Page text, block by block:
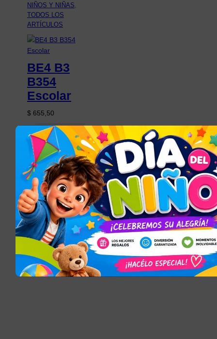
NIÑOS Y NIÑAS
TODOS LOS
ARTÍCULOS
BE4 B3
B354
Escolar
$ 655,50
Añadir al carrito
Envíos a todo el país
En 48 hs max.
Calidad de productos
Devoluciones gratis
Soporte
Contáctenos por teléfono
100% Pagos seguros
Con MercadoPago